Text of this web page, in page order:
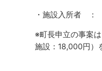
・施設入所者
※町長申立の事案
施設：18,000円）